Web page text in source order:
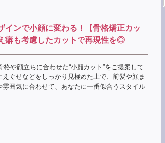
インで小顔に変わる！【骨格矯正カッ
癖も考慮したカットで再現性を◎
や顔立ちに合わせた“小顔カット”をご提案して
ぐせなどをしっかり見極めた上で、前髪や顔ま
囲気に合わせて、あなたに一番似合うスタイル